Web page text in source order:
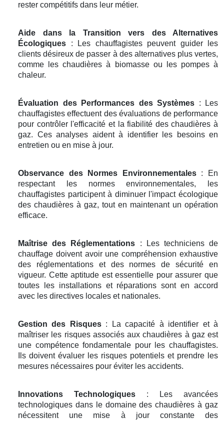
rester compétitifs dans leur métier.
Aide dans la Transition vers des Alternatives
Écologiques : Les chauffagistes peuvent guider les
clients désireux de passer à des alternatives plus vertes,
comme les chaudières à biomasse ou les pompes à
chaleur.
Évaluation des Performances des Systèmes : Les
chauffagistes effectuent des évaluations de performance
pour contrôler l'efficacité et la fiabilité des chaudières à
gaz. Ces analyses aident à identifier les besoins en
entretien ou en mise à jour.
Observance des Normes Environnementales: En
respectant les normes environnementales, les
chauffagistes participent à diminuer l'impact écologique
des chaudières à gaz, tout en maintenant un opération
efficace.
Maîtrise des Réglementations : Les techniciens de
chauffage doivent avoir une compréhension exhaustive
des réglementations et des normes de sécurité en
vigueur. Cette aptitude est essentielle pour assurer que
toutes les installations et réparations sont en accord
avec les directives locales et nationales.
Gestion des Risques: La capacité à identifier et à
maîtriser les risques associés aux chaudières à gaz est
une compétence fondamentale pour les chauffagistes.
Ils doivent évaluer les risques potentiels et prendre les
mesures nécessaires pour éviter les accidents.
Innovations Technologiques : Les avancées
technologiques dans le domaine des chaudières à gaz
nécessitent une mise à jour constante des